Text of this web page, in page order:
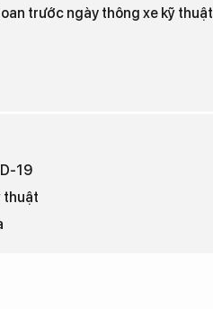
trước ngày thông xe kỹ thuật
19
thuật